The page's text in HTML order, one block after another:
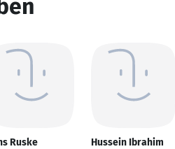
Ruske Hussein Ibrahim